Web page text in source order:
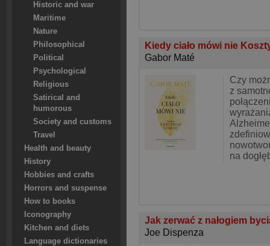
Historic and war
Maritime
Nature
Philosophical
Political
Psychological
Religious
Satirical and
humorous
Society and customs
Travel
Health and beauty
History
Hobbies and crafts
Horrors and suspense
How to books
Iconography
Kitchen and diets
Language dictionaries
Kiedy ciało mówi nie
Gabor Maté
Czy
z
na
Jak zerwać z nałogiem
Joe Dispenza